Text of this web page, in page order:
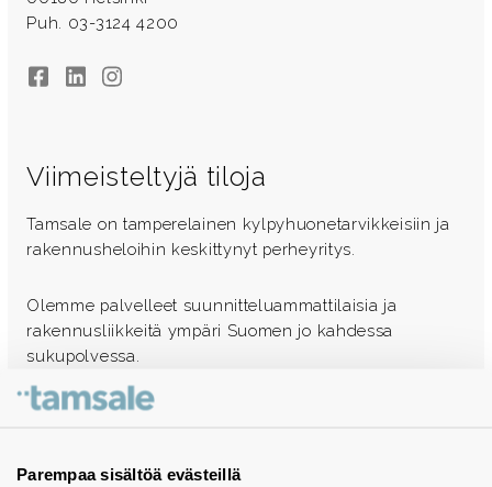
Parempaa sisältöä evästeillä
Puh. 03-3124 4200
FacebookLinkedInInstagram
Viimeisteltyjä tiloja
Tamsale on tamperelainen kylpyhuonetarvikkeisiin ja
rakennusheloihin keskittynyt perheyritys.
Olemme palvelleet suunnitteluammattilaisia ja
rakennusliikkeitä ympäri Suomen jo kahdessa
sukupolvessa.
Ota yhteyttä - autamme mielellämme
Tuotekuvastot